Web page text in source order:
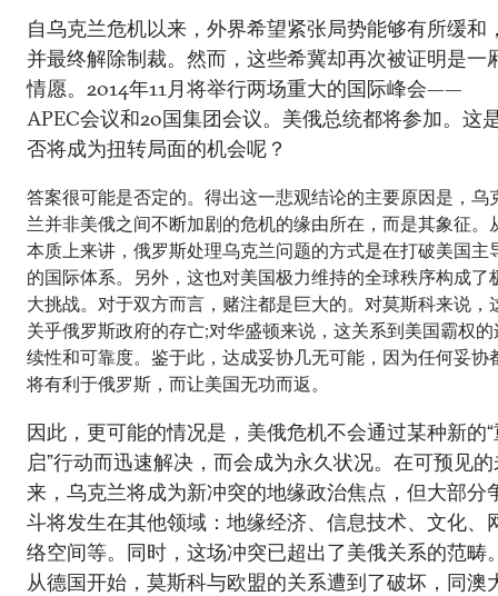
自乌克兰危机以来，外界希望紧张局势能够有所缓和
并最终解除制裁。然而，这些希冀却再次被证明是一
情愿。2014年11月将举行两场重大的国际峰会——
APEC会议和20国集团会议。美俄总统都将参加。这
否将成为扭转局面的机会呢？
答案很可能是否定的。得出这一悲观结论的主要原因是，乌
兰并非美俄之间不断加剧的危机的缘由所在，而是其象征。
本质上来讲，俄罗斯处理乌克兰问题的方式是在打破美国主
的国际体系。另外，这也对美国极力维持的全球秩序构成了
大挑战。对于双方而言，赌注都是巨大的。对莫斯科来说，
关乎俄罗斯政府的存亡;对华盛顿来说，这关系到美国霸权的
续性和可靠度。鉴于此，达成妥协几无可能，因为任何妥协
将有利于俄罗斯，而让美国无功而返。
因此，更可能的情况是，美俄危机不会通过某种新的
启”行动而迅速解决，而会成为永久状况。在可预见
来，乌克兰将成为新冲突的地缘政治焦点，但大部分
斗将发生在其他领域：地缘经济、信息技术、文化、
络空间等。同时，这场冲突已超出了美俄关系的范畴
从德国开始，莫斯科与欧盟的关系遭到了破坏，同澳